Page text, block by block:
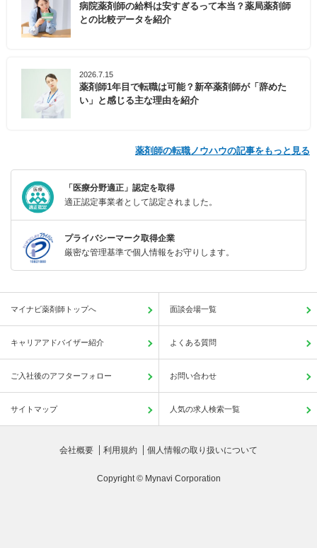
病院薬剤師の給料は安すぎるって本当？薬局薬剤師
との比較データを紹介
2026.7.15
薬剤師1年目で転職は可能？新卒薬剤師が「辞めた
い」と感じる主な理由を紹介
薬剤師の転職ノウハウの記事をもっと見る
「医療分野適正」認定を取得
適正認定事業者として認定されました。
プライバシーマーク取得企業
厳密な管理基準で個人情報をお守りします。
マイナビ薬剤師トップへ 面談会場一覧
キャリアアドバイザー紹介 よくある質問
ご入社後のアフターフォロー お問い合わせ
サイトマップ 人気の求人検索一覧
会社概要 利用規約 個人情報の取り扱いについて
Copyright © Mynavi Corporation